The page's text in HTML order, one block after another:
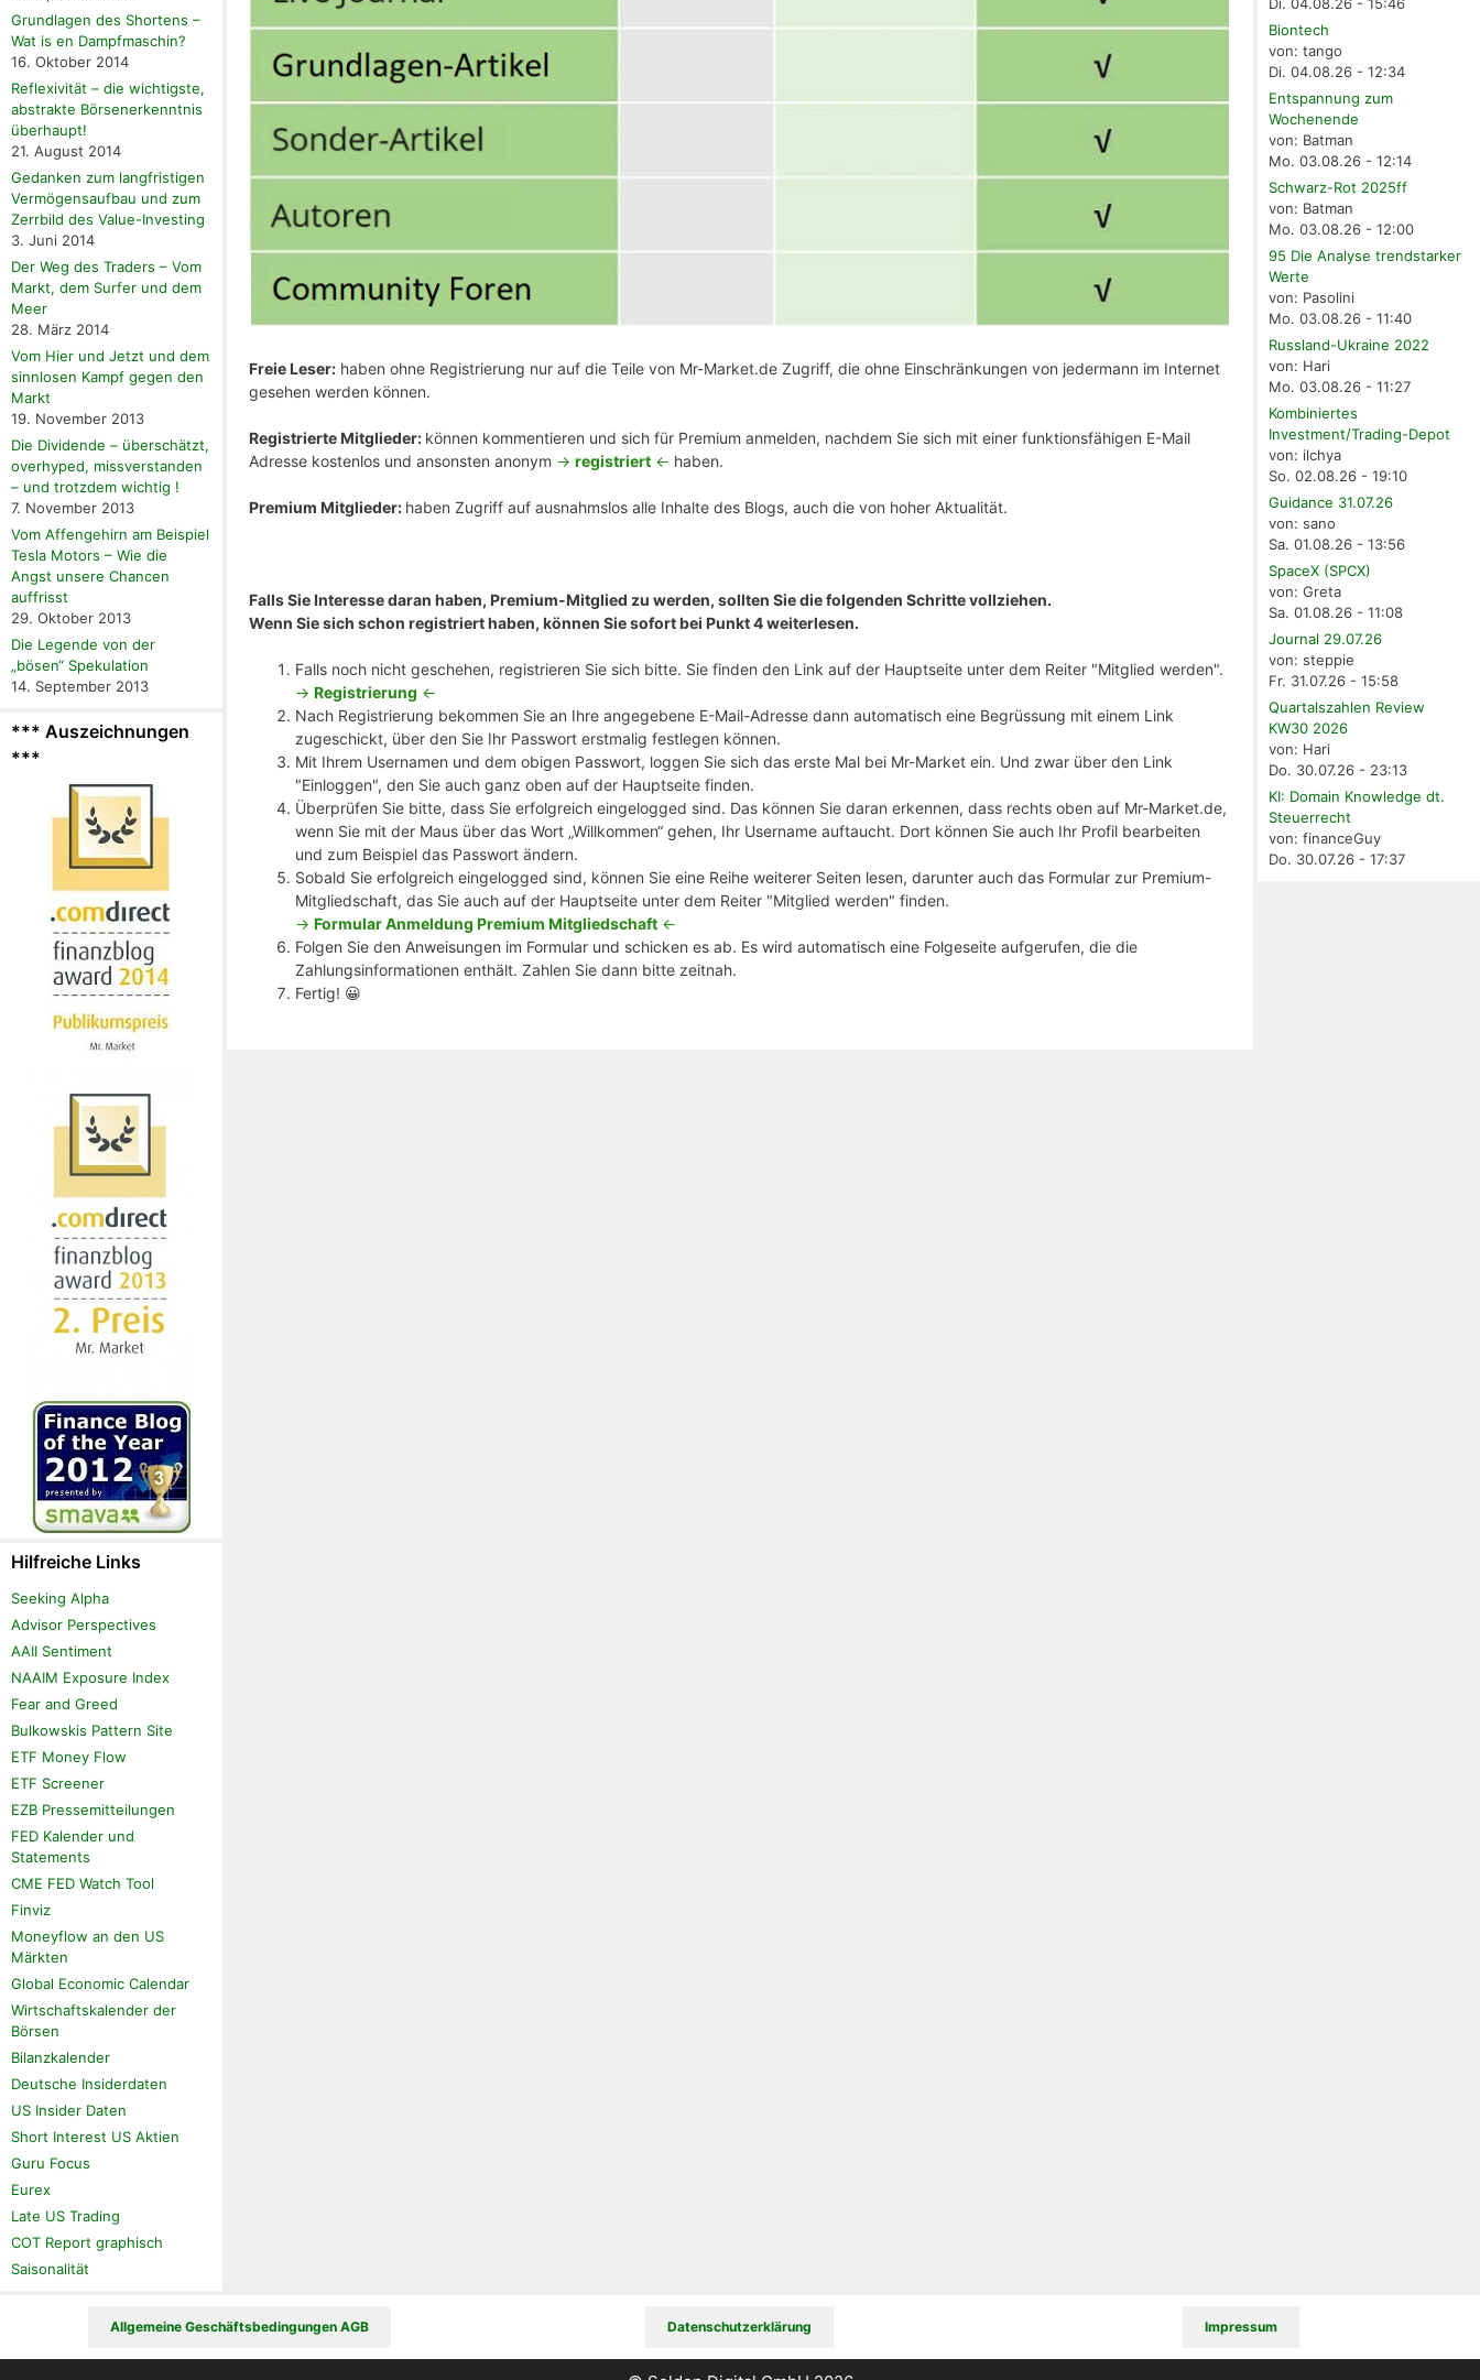
Freie Leser:haben ohne Registrierung nur auf die Teile von Mr-Market.de Zugriff, die ohne Einschränkungen von jedermann im Internet
gesehen werden können.
Registrierte Mitglieder: können kommentieren und sich für Premium anmelden, nachdem Sie sich mit einer funktionsfähigen E-Mail
Adresse kostenlos und ansonsten anonym -> registriert<- haben.
Premium Mitglieder: haben Zugriff auf ausnahmslos alle Inhalte des Blogs, auch die von hoher Aktualität.
Falls Sie Interesse daran haben, Premium-Mitglied zu werden, sollten Sie die folgenden Schritte vollziehen.
Wenn Sie sich schon registriert haben, können Sie sofort bei Punkt 4 weiterlesen.
Falls noch nicht geschehen, registrieren Sie sich bitte. Sie finden den Link auf der Hauptseite unter dem Reiter "Mitglied werden".
-> Registrierung <-
Nach Registrierung bekommen Sie an Ihre angegebene E-Mail-Adresse dann automatisch eine Begrüssung mit einem Link
zugeschickt, über den Sie Ihr Passwort erstmalig festlegen können.
Mit Ihrem Usernamen und dem obigen Passwort, loggen Sie sich das erste Mal bei Mr-Market ein. Und zwar über den Link
"Einloggen", den Sie auch ganz oben auf der Hauptseite finden.
Überprüfen Sie bitte, dass Sie erfolgreich eingelogged sind. Das können Sie daran erkennen, dass rechts oben auf Mr-Market.de,
wenn Sie mit der Maus über das Wort „Willkommen“ gehen, Ihr Username auftaucht. Dort können Sie auch Ihr Profil bearbeiten
und zum Beispiel das Passwort ändern.
Sobald Sie erfolgreich eingelogged sind, können Sie eine Reihe weiterer Seiten lesen, darunter auch das Formular zur Premium-
Mitgliedschaft, das Sie auch auf der Hauptseite unter dem Reiter "Mitglied werden" finden.
-> Formular Anmeldung Premium Mitgliedschaft<-
Folgen Sie den Anweisungen im Formular und schicken es ab. Es wird automatisch eine Folgeseite aufgerufen, die die
Zahlungsinformationen enthält. Zahlen Sie dann bitte zeitnah.
Fertig! 😀
Grundlagen des Shortens –
Wat is en Dampfmaschin?
16. Oktober 2014
Reflexivität – die wichtigste,
abstrakte Börsenerkenntnis
überhaupt!
21. August 2014
Gedanken zum langfristigen
Vermögensaufbau und zum
Zerrbild des Value-Investing
3. Juni 2014
Der Weg des Traders – Vom
Markt, dem Surfer und dem
Meer
28. März 2014
Vom Hier und Jetzt und dem
sinnlosen Kampf gegen den
Markt
19. November 2013
Die Dividende – überschätzt,
overhyped, missverstanden
– und trotzdem wichtig !
7. November 2013
Vom Affengehirn am Beispiel
Tesla Motors – Wie die
Angst unsere Chancen
auffrisst
29. Oktober 2013
Die Legende von der
„bösen“ Spekulation
14. September 2013
*** Auszeichnungen
***
Hilfreiche Links
Seeking Alpha
Advisor Perspectives
AAII Sentiment
NAAIM Exposure Index
Fear and Greed
Bulkowskis Pattern Site
ETF Money Flow
ETF Screener
EZB Pressemitteilungen
FED Kalender und
Statements
CME FED Watch Tool
Finviz
Moneyflow an den US
Märkten
Global Economic Calendar
Wirtschaftskalender der
Börsen
Bilanzkalender
Deutsche Insiderdaten
US Insider Daten
Short Interest US Aktien
Guru Focus
Eurex
Late US Trading
COT Report graphisch
Saisonalität
Biontech
von: tango
Di. 04.08.26 - 12:34
Entspannung zum
Wochenende
von: Batman
Mo. 03.08.26 - 12:14
Schwarz-Rot 2025ff
von: Batman
Mo. 03.08.26 - 12:00
95 Die Analyse trendstarker
Werte
von: Pasolini
Mo. 03.08.26 - 11:40
Russland-Ukraine 2022
von: Hari
Mo. 03.08.26 - 11:27
Kombiniertes
Investment/Trading-Depot
von: ilchya
So. 02.08.26 - 19:10
Guidance 31.07.26
von: sano
Sa. 01.08.26 - 13:56
SpaceX (SPCX)
von: Greta
Sa. 01.08.26 - 11:08
Journal 29.07.26
von: steppie
Fr. 31.07.26 - 15:58
Quartalszahlen Review
KW30 2026
von: Hari
Do. 30.07.26 - 23:13
KI: Domain Knowledge dt.
Steuerrecht
von: financeGuy
Do. 30.07.26 - 17:37
Allgemeine Geschäftsbedingungen AGB Datenschutzerklärung Impressum